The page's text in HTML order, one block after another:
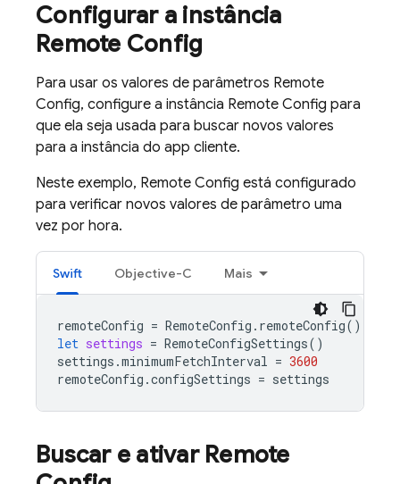
Configurar a instância
Remote Config
Para usar os valores de parâmetros Remote
Config, configure a instância Remote Config para
que ela seja usada para buscar novos valores
para a instância do app cliente.
Neste exemplo, Remote Config está configurado
para verificar novos valores de parâmetro uma
vez por hora.
Swift Objective-C Mais
remoteConfig = RemoteConfig . remoteConfig()
let settings = RemoteConfigSettings()
settings .minimumFetchInterval = 3600
remoteConfig .configSettings = settings
Buscar e ativar Remote